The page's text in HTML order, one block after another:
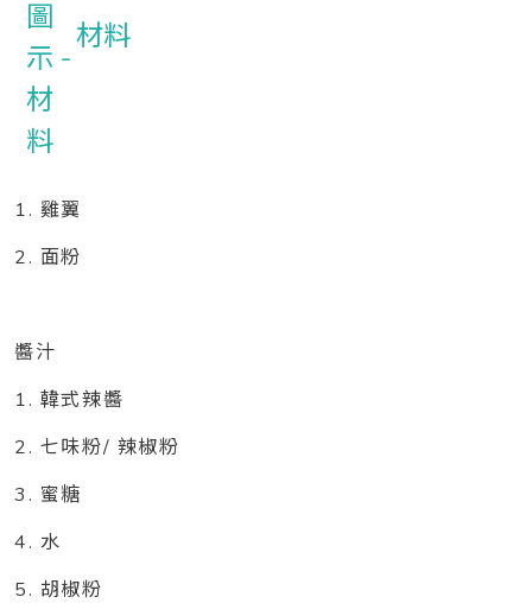
材料
1. 雞翼
2. 面粉
醬汁
1. 韓式辣醬
2. 七味粉/ 辣椒粉
3. 蜜糖
4. 水
5. 胡椒粉